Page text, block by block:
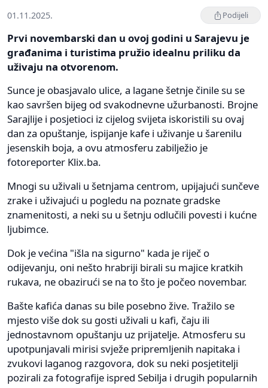
01.11.2025. Podijeli
Prvi novembarski dan u ovoj godini u Sarajevu je
građanima i turistima pružio idealnu priliku da
uživaju na otvorenom.
Sunce je obasjavalo ulice, a lagane šetnje činile su se
kao savršen bijeg od svakodnevne užurbanosti. Brojne
Sarajlije i posjetioci iz cijelog svijeta iskoristili su ovaj
dan za opuštanje, ispijanje kafe i uživanje u šarenilu
jesenskih boja, a ovu atmosferu zabilježio je
fotoreporter Klix.ba.
Mnogi su uživali u šetnjama centrom, upijajući sunčeve
zrake i uživajući u pogledu na poznate gradske
znamenitosti, a neki su u šetnju odlučili povesti i kućne
ljubimce.
Dok je većina "išla na sigurno" kada je riječ o
odijevanju, oni nešto hrabriji birali su majice kratkih
rukava, ne obazirući se na to što je počeo novembar.
Bašte kafića danas su bile posebno žive. Tražilo se
mjesto više dok su gosti uživali u kafi, čaju ili
jednostavnom opuštanju uz prijatelje. Atmosferu su
upotpunjavali mirisi svježe pripremljenih napitaka i
zvukovi laganog razgovora, dok su neki posjetitelji
pozirali za fotografije ispred Sebilja i drugih popularnih